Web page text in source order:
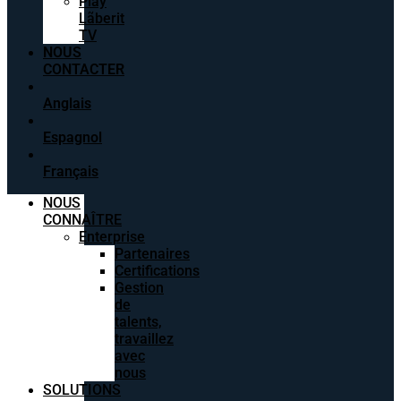
Lãberit
TV
NOUS
CONTACTER
Anglais
Espagnol
Français
NOUS
CONNAÎTRE
Enterprise
Partenaires
Certifications
Gestion
de
talents,
travaillez
avec
nous
SOLUTIONS